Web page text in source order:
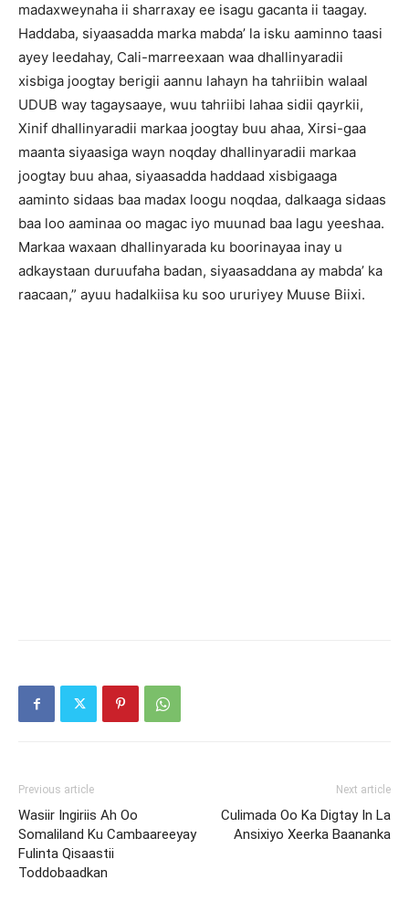
madaxweynaha ii sharraxay ee isagu gacanta ii taagay.
Haddaba, siyaasadda marka mabda’ la isku aaminno taasi
ayey leedahay, Cali-marreexaan waa dhallinyaradii
xisbiga joogtay berigii aannu lahayn ha tahriibin walaal
UDUB way tagaysaaye, wuu tahriibi lahaa sidii qayrkii,
Xinif dhallinyaradii markaa joogtay buu ahaa, Xirsi-gaa
maanta siyaasiga wayn noqday dhallinyaradii markaa
joogtay buu ahaa, siyaasadda haddaad xisbigaaga
aaminto sidaas baa madax loogu noqdaa, dalkaaga sidaas
baa loo aaminaa oo magac iyo muunad baa lagu yeeshaa.
Markaa waxaan dhallinyarada ku boorinayaa inay u
adkaystaan duruufaha badan, siyaasaddana ay mabda’ ka
raacaan,” ayuu hadalkiisa ku soo ururiyey Muuse Biixi.
Previous article
Wasiir Ingiriis Ah Oo
Somaliland Ku Cambaareeyay
Fulinta Qisaastii
Toddobaadkan
Next article
Culimada Oo Ka Digtay In La
Ansixiyo Xeerka Baananka